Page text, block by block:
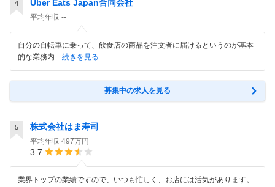
4 Uber Eats Japan合同会社
平均年収 --
自分の自転車に乗って、飲食店の商品を注文者に届けるというのが基本
的な業務内…続きを見る
募集中の求人を見る
5 株式会社はま寿司
平均年収 497万円
3.7
業界トップの業績ですので、いつも忙しく、お店には活気があります。